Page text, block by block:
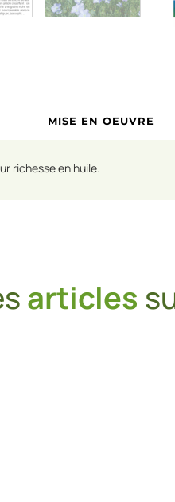
MISE EN OEUVRE
richesse en huile.
articles